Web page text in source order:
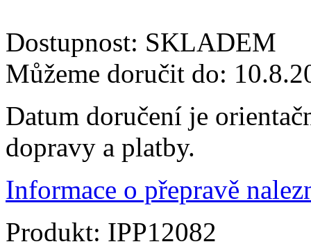
Dostupnost: SKLADEM
Můžeme doručit do:
Datum doručení je
dopravy a platby.
Informace o přepravě
Produkt: IPP12082